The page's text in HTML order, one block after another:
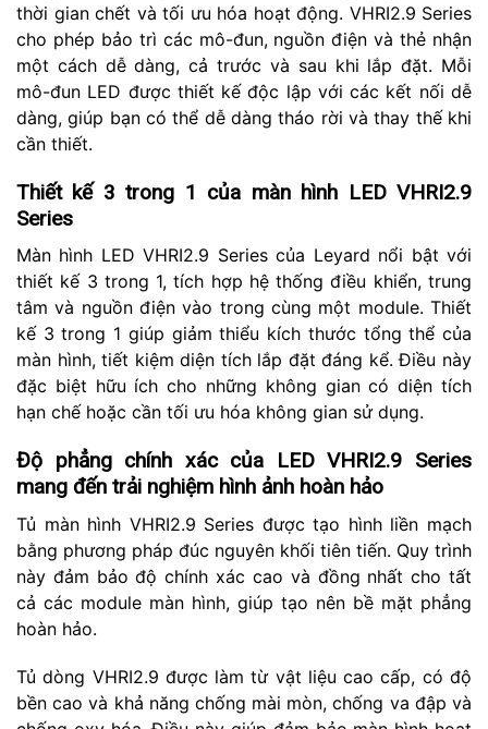
thời gian chết và tối ưu hóa hoạt động. VHRI2.9 Series
cho phép bảo trì các mô-đun, nguồn điện và thẻ nhận
một cách dễ dàng, cả trước và sau khi lắp đặt. Mỗi
mô-đun LED được thiết kế độc lập với các kết nối dễ
dàng, giúp bạn có thể dễ dàng tháo rời và thay thế khi
cần thiết.
Thiết kế 3 trong 1 của màn hình LED VHRI2.9
Series
Màn hình LED VHRI2.9 Series của Leyard nổi bật với
thiết kế 3 trong 1, tích hợp hệ thống điều khiển, trung
tâm và nguồn điện vào trong cùng một module. Thiết
kế 3 trong 1 giúp giảm thiểu kích thước tổng thể của
màn hình, tiết kiệm diện tích lắp đặt đáng kể. Điều này
đặc biệt hữu ích cho những không gian có diện tích
hạn chế hoặc cần tối ưu hóa không gian sử dụng.
Độ phẳng chính xác của LED VHRI2.9 Series
mang đến trải nghiệm hình ảnh hoàn hảo
Tủ màn hình VHRI2.9 Series được tạo hình liền mạch
bằng phương pháp đúc nguyên khối tiên tiến. Quy trình
này đảm bảo độ chính xác cao và đồng nhất cho tất
cả các module màn hình, giúp tạo nên bề mặt phẳng
hoàn hảo.
Tủ dòng VHRI2.9 được làm từ vật liệu cao cấp, có độ
bền cao và khả năng chống mài mòn, chống va đập và